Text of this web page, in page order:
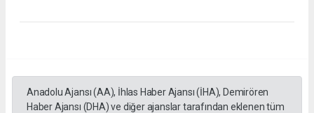
Anadolu Ajansı (AA), İhlas Haber Ajansı (İHA), Demirören
Haber Ajansı (DHA) ve diğer ajanslar tarafından eklenen tüm